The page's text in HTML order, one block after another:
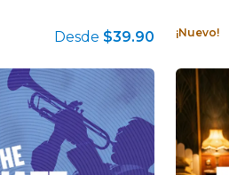
Desde $39.90 ¡Nuevo!